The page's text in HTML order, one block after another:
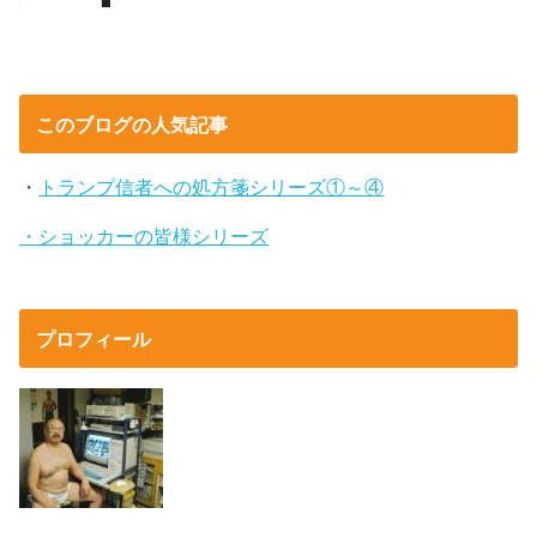
このブログの人気記事
・ トランプ信者への処方箋シリーズ①～④
・ショッカーの皆様シリーズ
プロフィール